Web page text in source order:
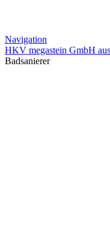
Navigation
HKV megastein GmbH
Badsanierer